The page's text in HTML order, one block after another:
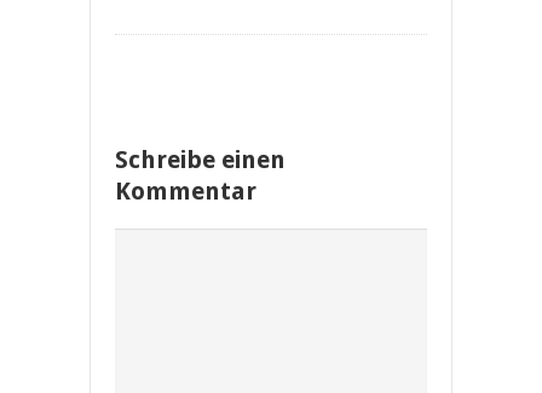
Schreibe einen
Kommentar